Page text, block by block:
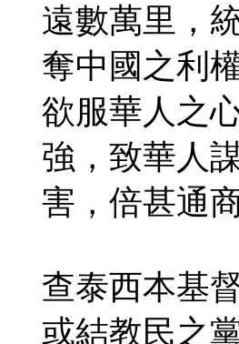
遠數萬里，
奪中國之利
欲服華人之
強，致華人
害，倍甚通商
查泰西本基
或結教民之